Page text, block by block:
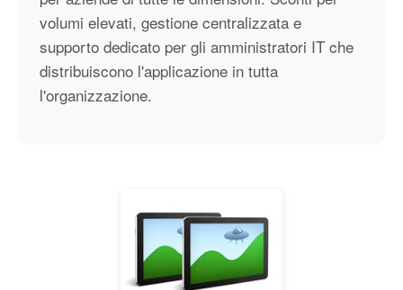
volumi elevati, gestione centralizzata e
supporto dedicato per gli amministratori IT che
distribuiscono l'applicazione in tutta
l'organizzazione.